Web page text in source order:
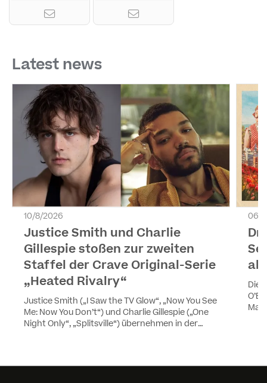
Latest news
10/8/2026
Justice Smith und Charlie
Gillespie stoßen zur zweiten
Staffel der Crave Original-Serie
„Heated Rivalry“
Justice Smith („I Saw the TV Glow“, „Now You See
Me: Now You Don’t“) und Charlie Gillespie („One
Night Only“, „Splitsville“) übernehmen in der
neben Hudson Williams und Connor Storrie die
06/
ab
Die